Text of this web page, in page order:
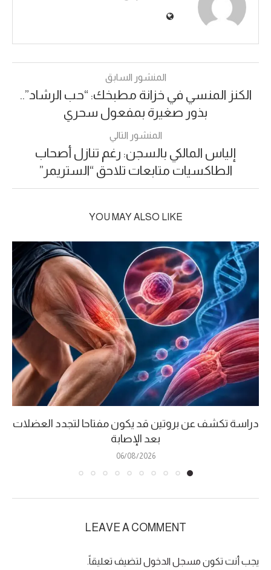
المنشور السابق
الكنز المنسي في خزانة مطبخك: “حب الرشاد”..
بذور صغيرة بمفعول سحري
المنشور التالي
إلياس المالكي بالسجن: رغم تنازل أصحاب
الطاكسيات متابعات تلاحق “الستريمر”
YOU MAY ALSO LIKE
دراسة تكشف عن بروتين قد يكون مفتاحا لتجدد العضلات
بعد الإصابة
06/08/2026
LEAVE A COMMENT
يجب أنت تكون مسجل الدخول لتضيف تعليقاً.